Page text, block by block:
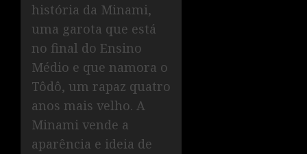
história da Minami,
uma garota que está
no final do Ensino
Médio e que namora o
Tôdô, um rapaz quatro
anos mais velho. A
Minami vende a
aparência e ideia de